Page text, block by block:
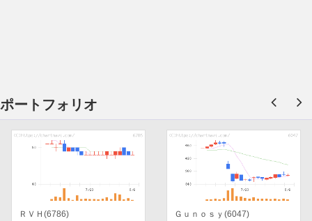
ポートフォリオ
ＲＶＨ(6786) Ｇｕｎｏｓｙ(6047)